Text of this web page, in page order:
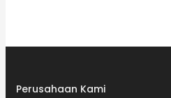
Perusahaan Kami